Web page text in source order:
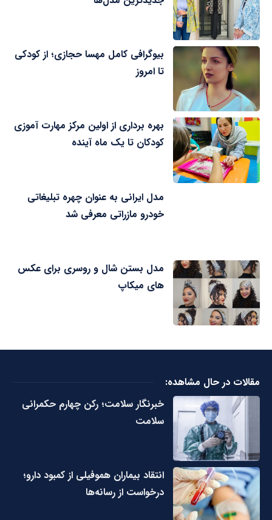
بیوگرافی کامل مهسا حجازی؛ از کودکی
تا امروز
بهره برداری از اولین مرکز مهارت آموزی
کودکان تا یک ماه آینده
مدل ایرانی به عنوان چهره تبلیغاتی
خودرو مازراتی معرفی شد
مدل بستن شال و روسری برای عکس
های میکاپ
مقالات در حال مشاهده:
خبرنگار سلامت؛ رکن چهارم حکمرانی
سلامت
انتقاد بیماران هموفیلی از کمبود دارو؛
درخواست از رسانه‌ها